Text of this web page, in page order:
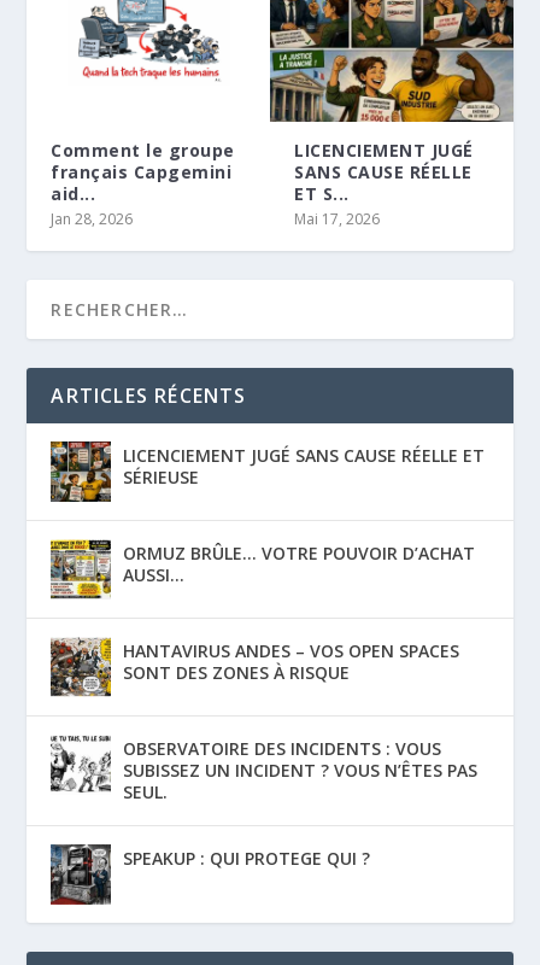
Comment le groupe
français Capgemini
aid...
Jan 28, 2026
LICENCIEMENT JUGÉ
SANS CAUSE RÉELLE
ET S...
Mai 17, 2026
ARTICLES RÉCENTS
LICENCIEMENT JUGÉ SANS CAUSE RÉELLE ET
SÉRIEUSE
ORMUZ BRÛLE… VOTRE POUVOIR D’ACHAT
AUSSI…
HANTAVIRUS ANDES – VOS OPEN SPACES
SONT DES ZONES À RISQUE
OBSERVATOIRE DES INCIDENTS : VOUS
SUBISSEZ UN INCIDENT ? VOUS N’ÊTES PAS
SEUL.
SPEAKUP : QUI PROTEGE QUI ?